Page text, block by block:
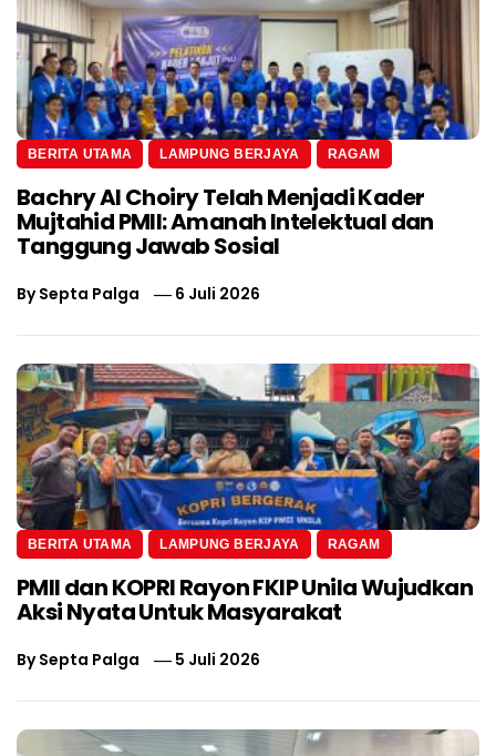
BERITA UTAMA LAMPUNG BERJAYA RAGAM
Bachry Al Choiry Telah Menjadi Kader
Mujtahid PMII: Amanah Intelektual dan
Tanggung Jawab Sosial
BySepta Palga 6 Juli 2026
BERITA UTAMA LAMPUNG BERJAYA RAGAM
PMII dan KOPRI Rayon FKIP Unila Wujudkan
Aksi Nyata Untuk Masyarakat
BySepta Palga 5 Juli 2026